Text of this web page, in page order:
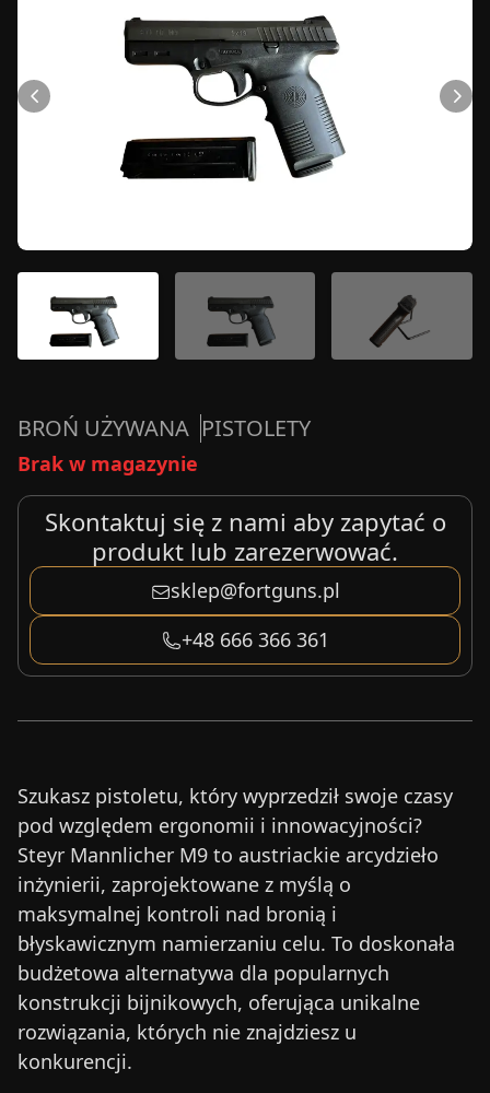
BROŃ UŻYWANA PISTOLETY
Brak w magazynie
Skontaktuj się z nami aby zapytać o
produkt lub zarezerwować.
sklep@fortguns.pl
+48 666 366 361
Szukasz pistoletu, który wyprzedził swoje czasy
pod względem ergonomii i innowacyjności?
Steyr Mannlicher M9 to austriackie arcydzieło
inżynierii, zaprojektowane z myślą o
maksymalnej kontroli nad bronią i
błyskawicznym namierzaniu celu. To doskonała
budżetowa alternatywa dla popularnych
konstrukcji bijnikowych, oferująca unikalne
rozwiązania, których nie znajdziesz u
konkurencji.